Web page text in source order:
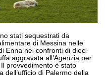
stati sequestrati da
di Messina nelle
Enna nei confronti di dieci
aggravata all’Agenzia per
provvedimento è stato
dell’ufficio di Palermo della